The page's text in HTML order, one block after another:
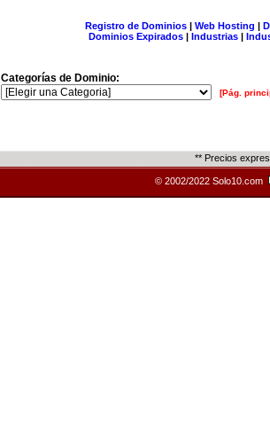
Registro de Dominios| Web Hosting |
Dominios Expirados | Industrias |
Categorías de Dominio:
[Pág.
** Precios
© 2002/2022 Solo10.com